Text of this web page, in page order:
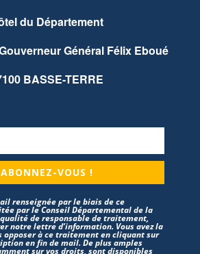
du Département
Général Félix Eboué
BASSE-TERRE
ABONNEZ-VOUS !
renseignée par le biais de ce
par le Conseil Départemental de la
de responsable de traitement,
notre lettre d’information. Vous avez la
opposer à ce traitement en cliquant sur
en fin de mail. De plus amples
sur vos droits, sont disponibles